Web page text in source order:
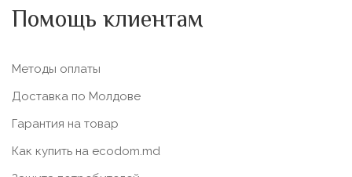
Помощь клиентам
Методы оплаты
Доставка по Молдове
Гарантия на товар
Как купить на ecodom.md